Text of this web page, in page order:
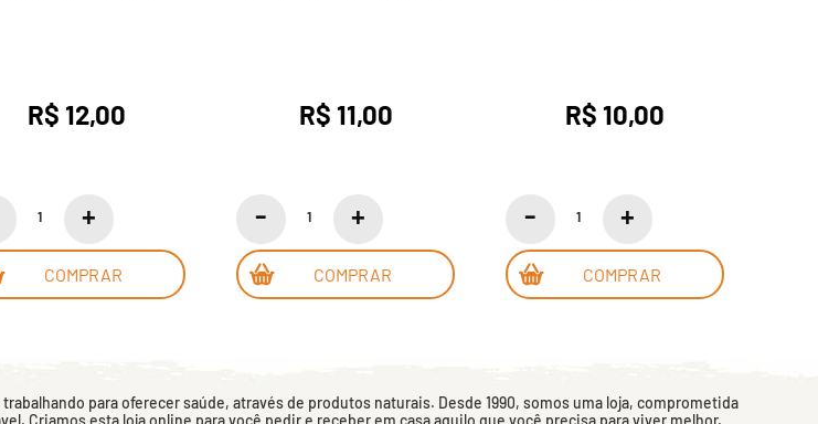
R$ 12,00
COMPRAR
R$ 11,00
COMPRAR
R$ 10,00
COMPRAR
para oferecer saúde, através de produtos naturais. Desde 1990, somos uma loja, comprometida
Criamos esta loja online para você pedir e receber em casa aquilo que você precisa para viver melhor.